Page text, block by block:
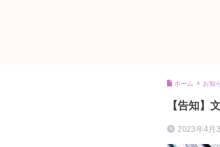
ホーム お知
【告知】
2023年4月